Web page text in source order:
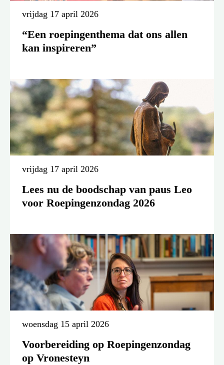
vrijdag 17 april 2026
“Een roepingenthema dat ons allen
kan inspireren”
vrijdag 17 april 2026
Lees nu de boodschap van paus Leo
voor Roepingenzondag 2026
woensdag 15 april 2026
Voorbereiding op Roepingenzondag
op Vronesteyn